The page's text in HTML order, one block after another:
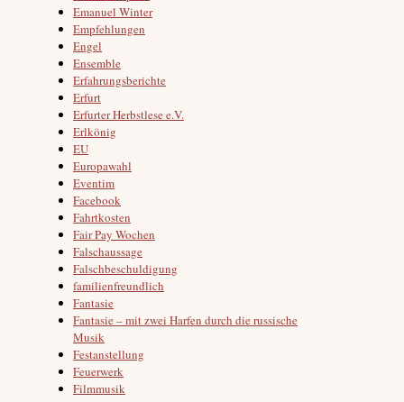
Emanuel Winter
Empfehlungen
Engel
Ensemble
Erfahrungsberichte
Erfurt
Erfurter Herbstlese e.V.
Erlkönig
EU
Europawahl
Eventim
Facebook
Fahrtkosten
Fair Pay Wochen
Falschaussage
Falschbeschuldigung
familienfreundlich
Fantasie
Fantasie – mit zwei Harfen durch die russische
Musik
Festanstellung
Feuerwerk
Filmmusik